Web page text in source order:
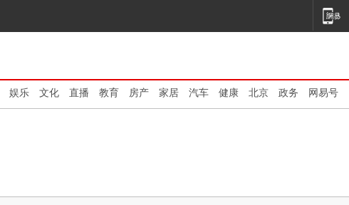
娱乐 文化 直播 教育 房产 家居 汽车 健康 北京 政务 网易号